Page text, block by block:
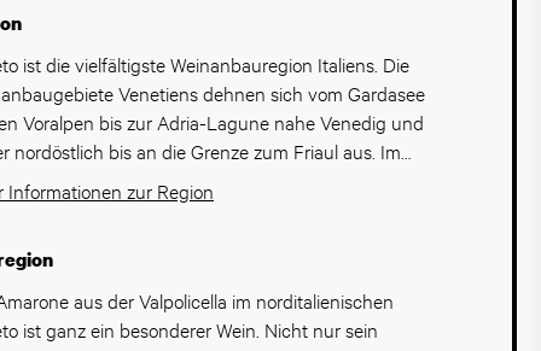
die das Erbe ihrer Familie mit viel Engagement
Ideen weiterentwickeln.Die Weinberge
an den sanften Hängen der Valpolicella Classica
geprägt von kalk- und lehmhaltigen Böden
einem idealen Mikroklima. Hier entstehen
eindrucksvoll widerspiegeln. Im Mittelpunkt
und Oseleta, aus denen kraftvolle Amarone,
Ripasso sowie ausdrucksstarke Valpolicella-
entstehen. Bei La Giaretta trifft traditionelles
ist die vielfältigste Weinanbauregion Italiens. Die
Venetiens dehnen sich vom Gardasee
Voralpen bis zur Adria-Lagune nahe Venedig und
nordöstlich bis an die Grenze zum Friaul aus. Im
der grossen Weinbauregion steht das
Gebiet, das Heimat der weltberühmten Weine
80'000 Hektaren werden vor allem die Sorten
Glera und Corvina – die zusammen mit
die Basis für die berühmten Amarone, Ripasso
Informationen zur Region
aus der Valpolicella im norditalienischen
ist ganz ein besonderer Wein. Nicht nur sein